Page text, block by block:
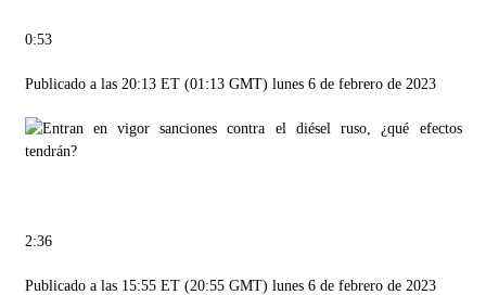
0:53
Publicado a las 20:13 ET (01:13 GMT) lunes 6 de febrero de 2023
2:36
Publicado a las 15:55 ET (20:55 GMT) lunes 6 de febrero de 2023